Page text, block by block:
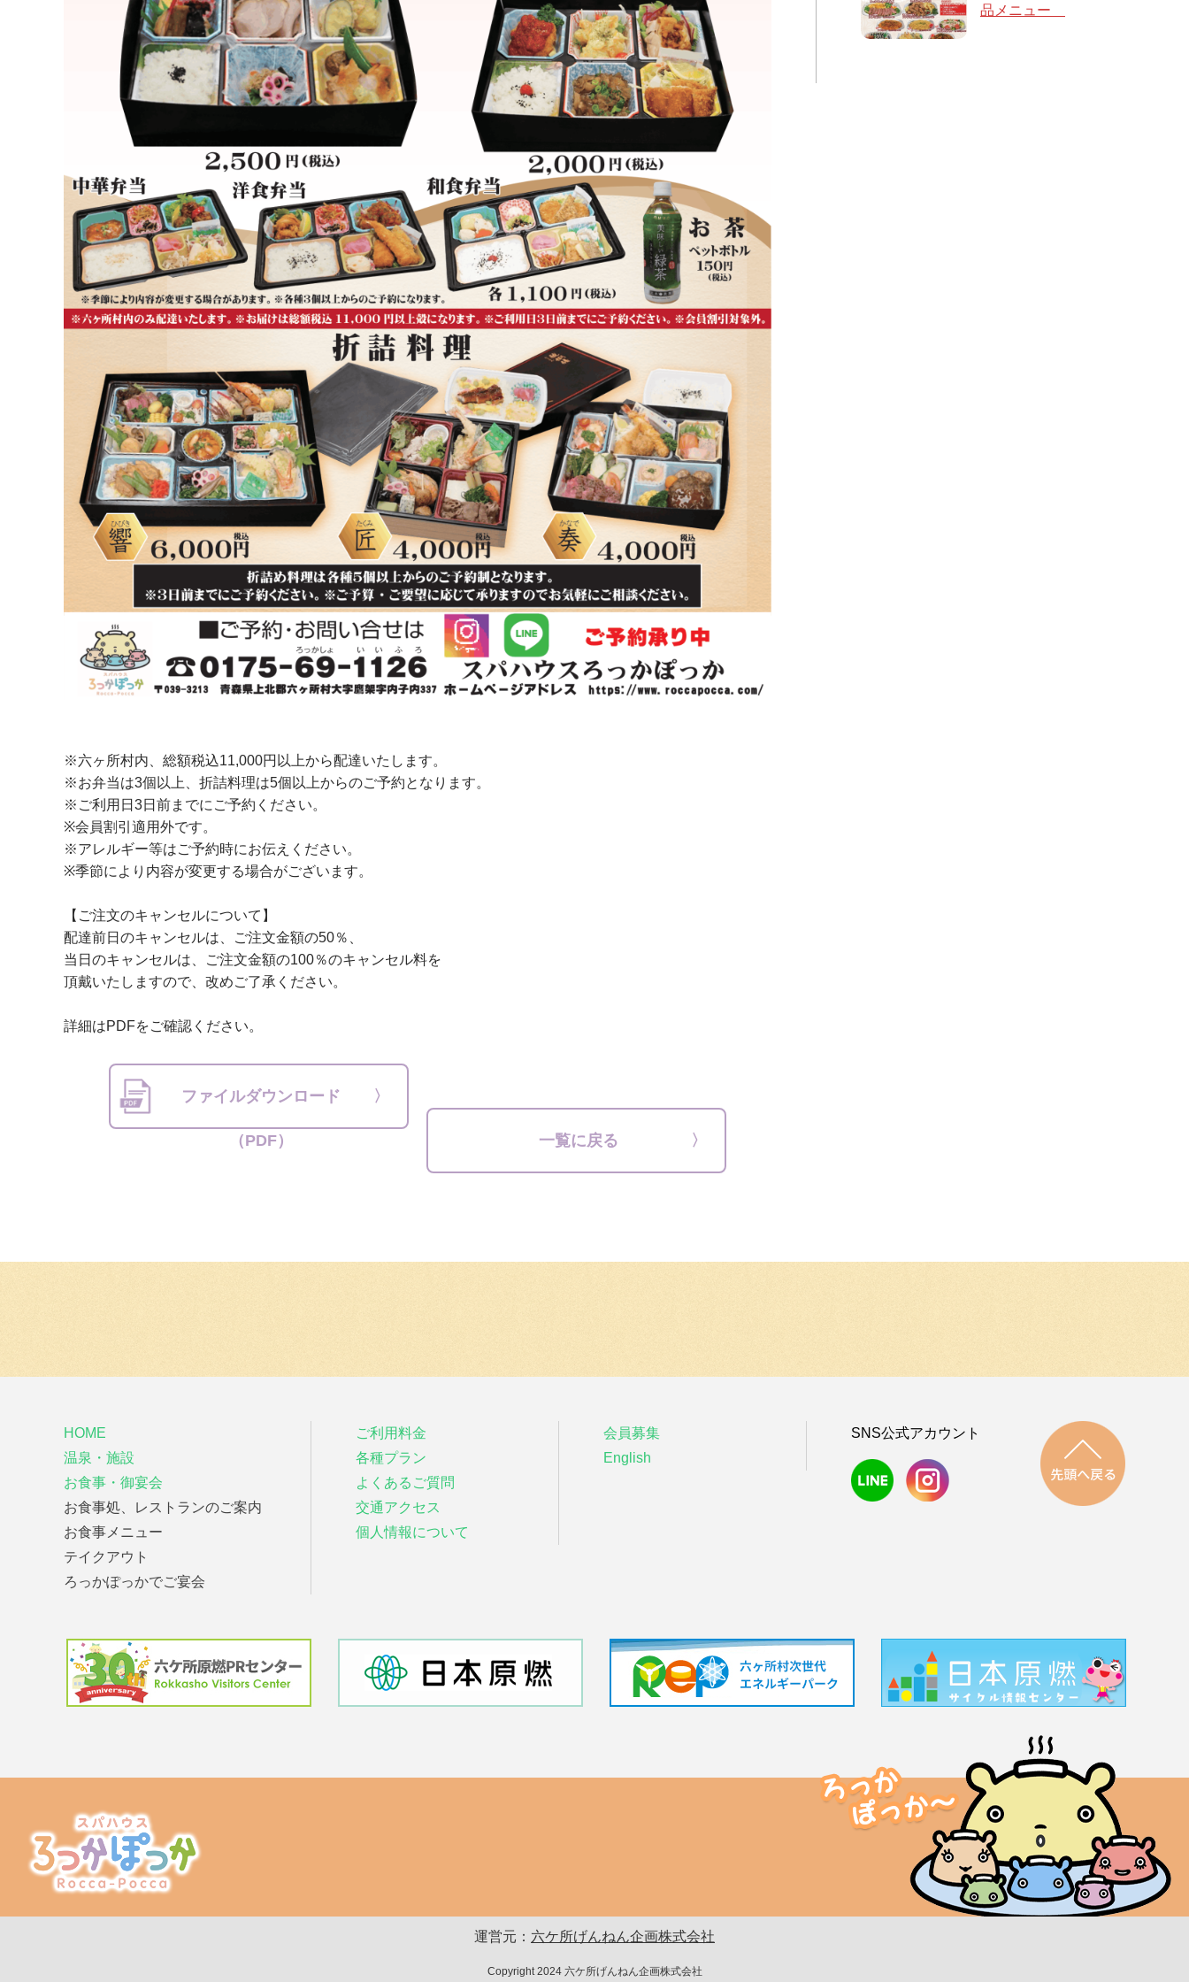
※六ヶ所村内、総額税込11,000円以上から配達いたします。
※お弁当は3個以上、折詰料理は5個以上からのご予約となります。
※ご利用日3日前までにご予約ください。
※会員割引適用外です。
※アレルギー等はご予約時にお伝えください。
※季節により内容が変更する場合がございます。
【ご注文のキャンセルについて】
配達前日のキャンセルは、ご注文金額の50％、
当日のキャンセルは、ご注文金額の100％のキャンセル料を
頂戴いたしますので、改めご了承ください。
詳細はPDFをご確認ください。
ファイルダウンロード
（PDF） 一覧に戻る
品メニュー
HOME
温泉・施設
お食事・御宴会
お食事処、レストランのご案内
お食事メニュー
テイクアウト
ろっかぽっかでご宴会
ご利用料金
各種プラン
よくあるご質問
交通アクセス
個人情報について
会員募集
English
SNS公式アカウント
運営元： 六ケ所げんねん企画株式会社
Copyright 2024 六ケ所げんねん企画株式会社